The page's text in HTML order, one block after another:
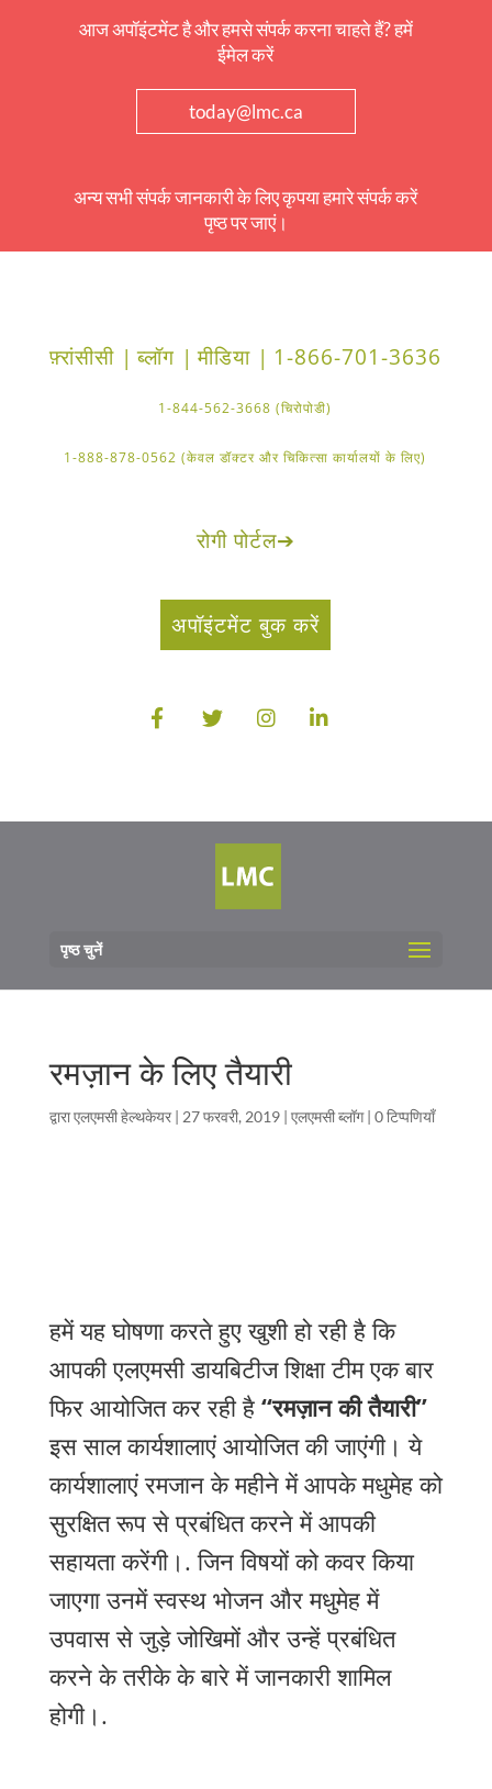
आज अपॉइंटमेंट है और हमसे संपर्क करना चाहते हैं? हमें
ईमेल करें
today@lmc.ca
अन्य सभी संपर्क जानकारी के लिए कृपया हमारे संपर्क करें
पृष्ठ पर जाएं।
फ़्रांसीसी | ब्लॉग | मीडिया | 1-866-701-3636
1-844-562-3668 (चिरोपोडी)
1-888-878-0562 (केवल डॉक्टर और चिकित्सा कार्यालयों के लिए)
रोगी पोर्टल➔
अपॉइंटमेंट बुक करें
पृष्ठ चुनें
रमज़ान के लिए तैयारी
द्वाराएलएमसी हेल्थकेयर| 27 फरवरी, 2019| एलएमसी ब्लॉग| 0 टिप्पणियाँ
हमें यह घोषणा करते हुए खुशी हो रही है कि
आपकी एलएमसी डायबिटीज शिक्षा टीम एक बार
फिर आयोजित कर रही है “रमज़ान की तैयारी”
इस साल कार्यशालाएं आयोजित की जाएंगी। ये
कार्यशालाएं रमजान के महीने में आपके मधुमेह को
सुरक्षित रूप से प्रबंधित करने में आपकी
सहायता करेंगी।.जिन विषयों को कवर किया
जाएगा उनमें स्वस्थ भोजन और मधुमेह में
उपवास से जुड़े जोखिमों और उन्हें प्रबंधित
करने के तरीके के बारे में जानकारी शामिल
होगी।.